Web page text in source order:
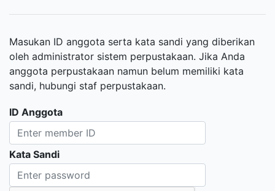
Masukan ID anggota serta kata sandi yang diberikan
oleh administrator sistem perpustakaan. Jika Anda
anggota perpustakaan namun belum memiliki kata
sandi, hubungi staf perpustakaan.
ID Anggota
Kata Sandi